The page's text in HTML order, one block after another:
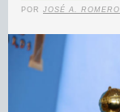
POR JOSÉ A. ROMERO